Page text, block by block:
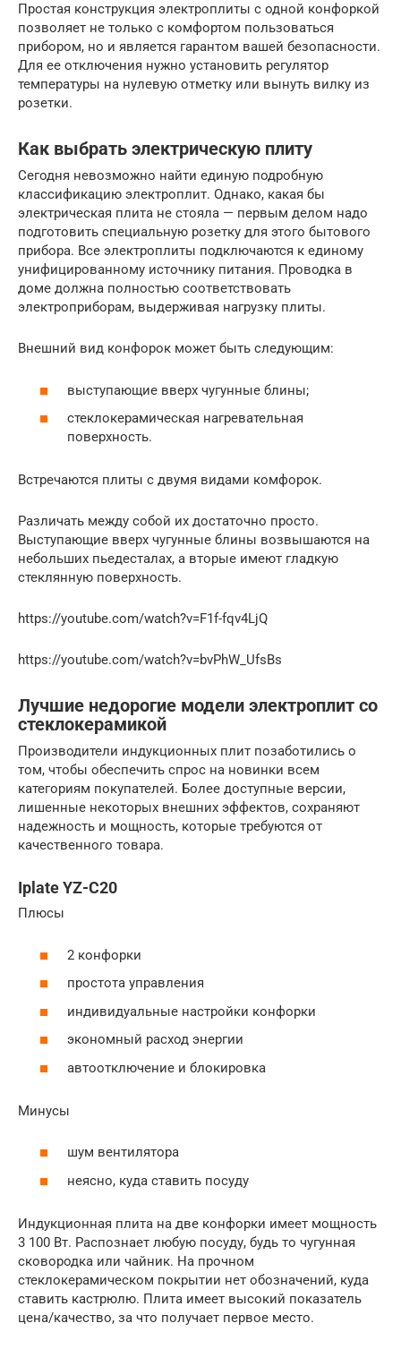
Простая конструкция электроплиты с одной конфоркой
позволяет не только с комфортом пользоваться
прибором, но и является гарантом вашей безопасности.
Для ее отключения нужно установить регулятор
температуры на нулевую отметку или вынуть вилку из
розетки.
Как выбрать электрическую плиту
Сегодня невозможно найти единую подробную
классификацию электроплит. Однако, какая бы
электрическая плита не стояла — первым делом надо
подготовить специальную розетку для этого бытового
прибора. Все электроплиты подключаются к единому
унифицированному источнику питания. Проводка в
доме должна полностью соответствовать
электроприборам, выдерживая нагрузку плиты.
Внешний вид конфорок может быть следующим:
выступающие вверх чугунные блины;
стеклокерамическая нагревательная
поверхность.
Встречаются плиты с двумя видами комфорок.
Различать между собой их достаточно просто.
Выступающие вверх чугунные блины возвышаются на
небольших пьедесталах, а вторые имеют гладкую
стеклянную поверхность.
https://youtube.com/watch?v=F1f-fqv4LjQ
https://youtube.com/watch?v=bvPhW_UfsBs
Лучшие недорогие модели электроплит со
стеклокерамикой
Производители индукционных плит позаботились о
том, чтобы обеспечить спрос на новинки всем
категориям покупателей. Более доступные версии,
лишенные некоторых внешних эффектов, сохраняют
надежность и мощность, которые требуются от
качественного товара.
Iplate YZ-C20
Плюсы
2 конфорки
простота управления
индивидуальные настройки конфорки
экономный расход энергии
автоотключение и блокировка
Минусы
шум вентилятора
неясно, куда ставить посуду
Индукционная плита на две конфорки имеет мощность
3 100 Вт. Распознает любую посуду, будь то чугунная
сковородка или чайник. На прочном
стеклокерамическом покрытии нет обозначений, куда
ставить кастрюлю. Плита имеет высокий показатель
цена/качество, за что получает первое место.